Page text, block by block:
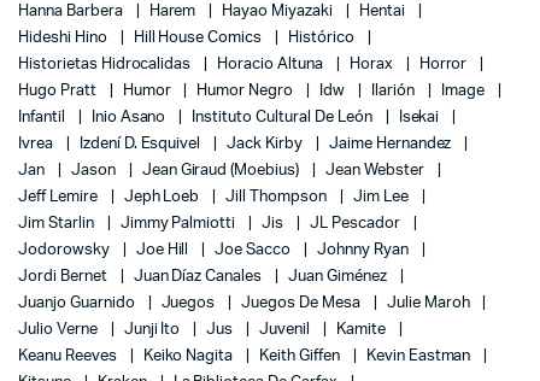
Hanna Barbera
Harem Hayao Miyazaki
Hentai
Hideshi Hino
Hill House Comics
Histórico
Historietas Hidrocalidas
Horacio Altuna Horax
Horror
Hugo Pratt
Humor Humor Negro Idw Ilarión
Image
Infantil
Inio Asano Instituto Cultural De León
Isekai
Ivrea
Izdení D. Esquivel Jack Kirby
Jaime Hernandez
Jan
Jason Jean Giraud (Moebius)
Jean Webster
Jeff Lemire
Jeph Loeb Jill Thompson
Jim Lee
Jim Starlin
Jimmy Palmiotti Jis
JL Pescador
Jodorowsky
Joe Hill Joe Sacco
Johnny Ryan
Jordi Bernet
Juan Díaz Canales
Juan Giménez
Juanjo Guarnido
Juegos Juegos De Mesa
Julie Maroh
Julio Verne
Junji Ito Jus Juvenil
Kamite
Keanu Reeves
Keiko Nagita Keith Giffen
Kevin Eastman